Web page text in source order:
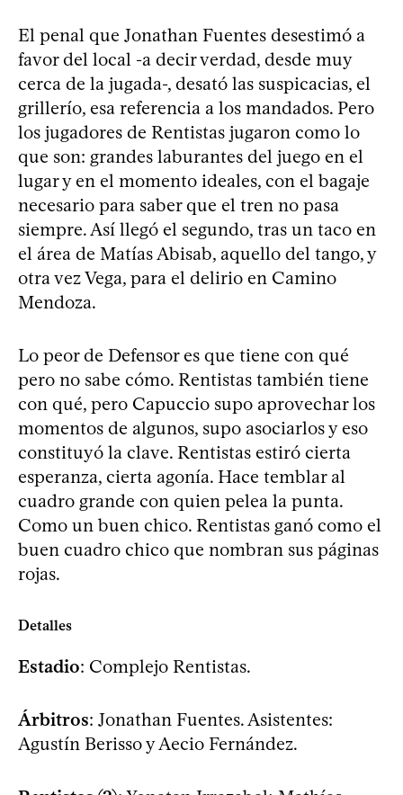
El penal que Jonathan Fuentes desestimó a
favor del local -a decir verdad, desde muy
cerca de la jugada-, desató las suspicacias, el
grillerío, esa referencia a los mandados. Pero
los jugadores de Rentistas jugaron como lo
que son: grandes laburantes del juego en el
lugar y en el momento ideales, con el bagaje
necesario para saber que el tren no pasa
siempre. Así llegó el segundo, tras un taco en
el área de Matías Abisab, aquello del tango, y
otra vez Vega, para el delirio en Camino
Mendoza.
Lo peor de Defensor es que tiene con qué
pero no sabe cómo. Rentistas también tiene
con qué, pero Capuccio supo aprovechar los
momentos de algunos, supo asociarlos y eso
constituyó la clave. Rentistas estiró cierta
esperanza, cierta agonía. Hace temblar al
cuadro grande con quien pelea la punta.
Como un buen chico. Rentistas ganó como el
buen cuadro chico que nombran sus páginas
rojas.
Detalles
Estadio: Complejo Rentistas.
Árbitros: Jonathan Fuentes. Asistentes:
Agustín Berisso y Aecio Fernández.